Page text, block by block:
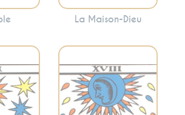
La Maison-Dieu
Évoque les
illusions, l’intuition